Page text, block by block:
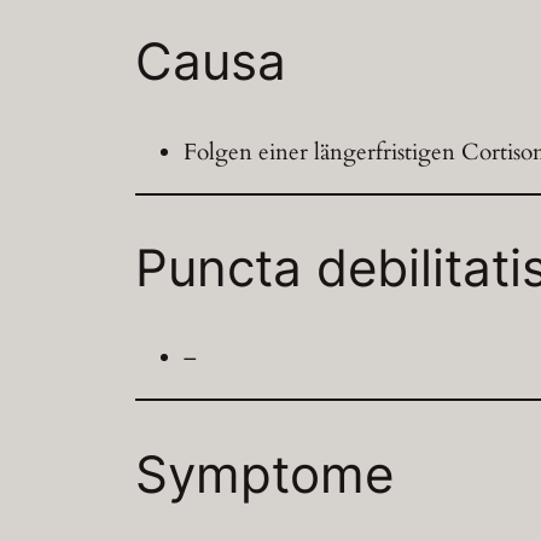
Causa
Folgen einer längerfristigen
Puncta
–
Symptome